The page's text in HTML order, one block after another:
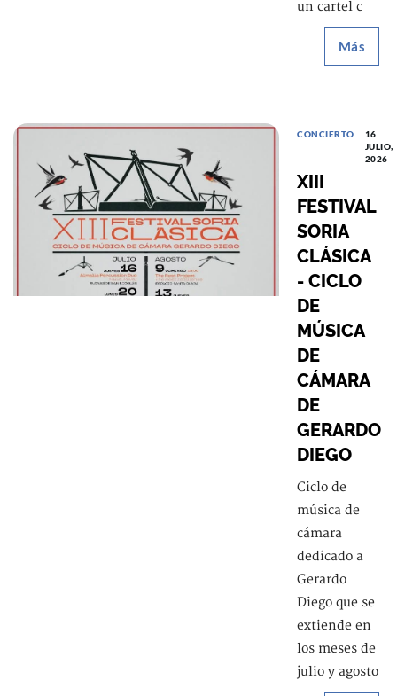
un cartel c
Más
CONCIERTO
16
JULIO,
2026
XIII
FESTIVAL
SORIA
CLÁSICA
- CICLO
DE
MÚSICA
DE
CÁMARA
DE
GERARDO
DIEGO
Ciclo de
música de
cámara
dedicado a
Gerardo
Diego que se
extiende en
los meses de
julio y agosto